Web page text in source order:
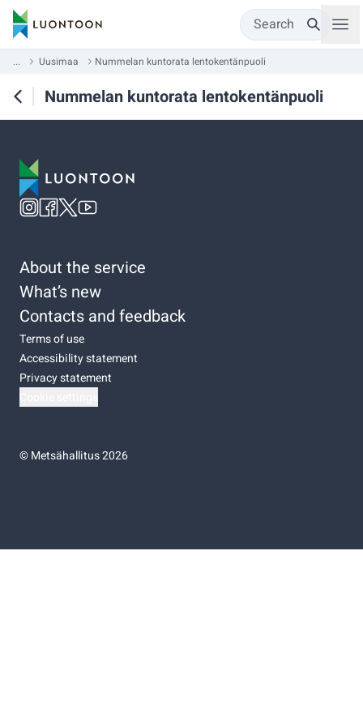
Search
... Uusimaa Nummelan kuntorata lentokentänpuoli
Nummelan kuntorata lentokentänpuoli
About the service
What’s new
Contacts and feedback
Terms of use
Accessibility statement
Privacy statement
©Metsähallitus 2026